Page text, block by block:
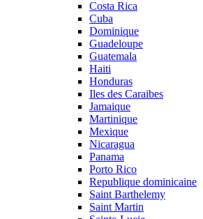
Costa Rica
Cuba
Dominique
Guadeloupe
Guatemala
Haiti
Honduras
Iles des Caraibes
Jamaique
Martinique
Mexique
Nicaragua
Panama
Porto Rico
Republique dominicaine
Saint Barthelemy
Saint Martin